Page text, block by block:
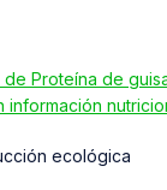
ecológica